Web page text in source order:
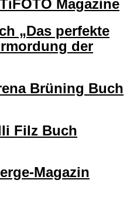
Magazine
„Das perfekte
der
Brüning Buch
Filz Buch
Magazin